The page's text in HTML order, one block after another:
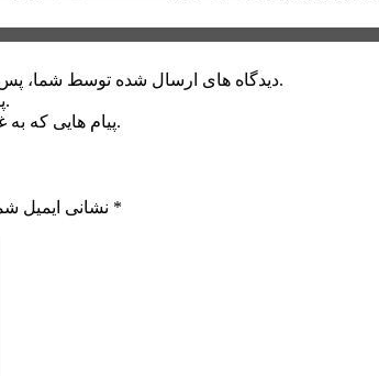
دیدگاه های ارسال شده توسط شما، پس از تایید توسط خبرگزاری الف در وب منتشر خواهد شد.
پیام هایی که حاوی تهمت یا افترا باشد منتشر نخواهد شد.
پیام هایی که به غیر از زبان فارسی یا غیر مرتبط باشد منتشر نخواهد شد.
نشانی ایمیل *